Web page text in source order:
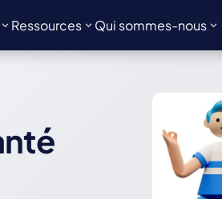
Ressources Qui sommes-nous